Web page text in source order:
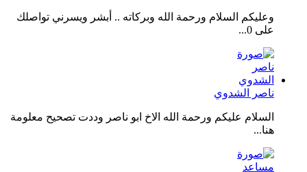
وعليكم السلام ورحمة الله وبركاته .. أبشر ويسرني تواصلك
على 0...
ناصر الشدوي
السلام عليكم ورحمة الله الاخ ابو ناصر وددت تصحيح معلومة
هنا...